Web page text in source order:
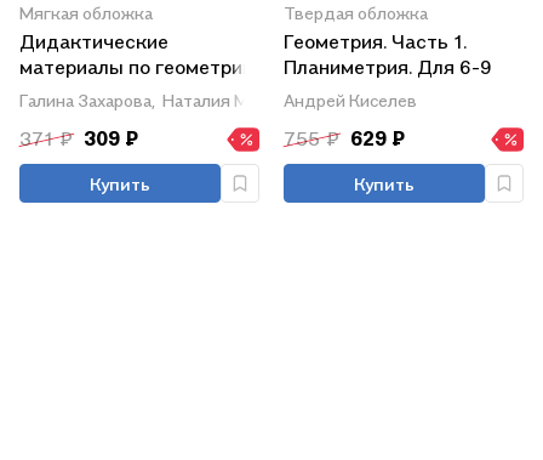
Мягкая обложка
Дидактические
материалы по геометрии.
9 класс. К учебнику Л.С.
Атанасяна и др.
"Геометрия. 7-9 классы"
(М.: Просвещение)
Галина Захарова, Наталия Мельникова
371 ₽ 309 ₽
Купить
Твердая обложка
Геометрия. Часть 1.
Планиметрия. Для 6-9
классов
Андрей Киселев
755 ₽ 629 ₽
Купить